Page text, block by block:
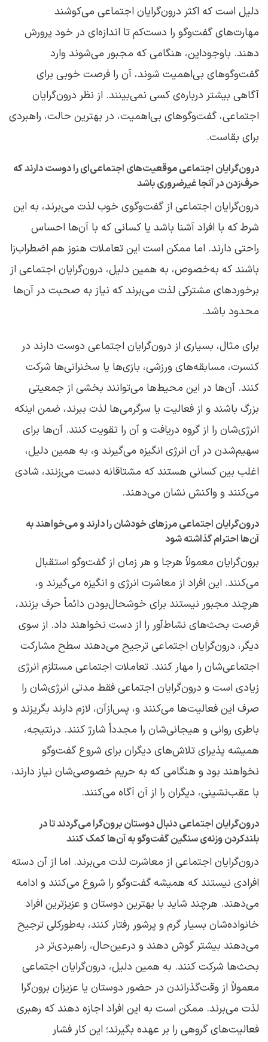
دلیل است که اکثر درون‌گرایان اجتماعی می‌کوشند
مهارت‌های گفت‌وگو را دست‌کم تا اندازه‌ای در خود پرورش
دهند. باوجوداین، هنگامی که مجبور می‌شوند وارد
گفت‌وگوهای بی‌اهمیت شوند، آن را فرصت خوبی برای
آگاهی بیشتر درباره‌ی کسی نمی‌بینند. از نظر درون‌گرایان
اجتماعی، گفت‌وگوهای بی‌اهمیت، در بهترین حالت، راهبردی
برای بقاست.
درون‌‌گرایان اجتماعی موقعیت‌های اجتماعی‌ای را دوست دارند که
حرف‌زدن در آنجا غیرضروری باشد
درون‌گرایان اجتماعی از گفت‌وگوی خوب لذت می‌برند، به این
شرط که با افراد آشنا باشد یا کسانی که با آن‌ها احساس
راحتی دارند. اما ممکن است این تعاملات هنوز هم اضطراب‌زا
باشند که به‌خصوص، به همین دلیل، درون‌گرایان اجتماعی از
برخوردهای مشترکی لذت می‌برند که نیاز به صحبت در آن‌ها
محدود باشد.
برای مثال، بسیاری از درون‌گرایان اجتماعی دوست دارند در
کنسرت، مسابقه‌های ورزشی، بازی‌ها یا سخنرانی‌ها شرکت
کنند. آن‌ها در این محیط‌ها می‌توانند بخشی از جمعیتی
بزرگ باشند و از فعالیت یا سرگرمی‌ها لذت ببرند، ضمن اینکه
انرژی‌شان را از گروه دریافت و آن را تقویت کنند. آن‌ها برای
سهیم‌شدن در آن انرژی انگیزه می‌گیرند و، به همین دلیل،
اغلب بین کسانی هستند که مشتاقانه دست می‌زنند، شادی
می‌کنند و واکنش نشان می‌دهند.
درون‌گرایان اجتماعی مرزهای خودشان را دارند و می‌خواهند به
آن‌ها احترام گذاشته شود
برون‌گرایان معمولاً هرجا و هر زمان از گفت‌وگو استقبال
می‌کنند. این افراد از معاشرت انرژی و انگیزه می‌گیرند و،
هرچند مجبور نیستند برای خوشحال‌بودن دائماً حرف بزنند،
فرصت بحث‌های نشاط‌‌آور را از دست نخواهند داد. از سوی
دیگر، درون‌گرایان اجتماعی ترجیح می‌دهند سطح مشارکت
اجتماعی‌شان را مهار کنند. تعاملات اجتماعی مستلزم انرژی
زیادی است و درون‌گرایان اجتماعی فقط مدتی انرژی‌شان را
صرف این فعالیت‌ها می‌کنند و، پس‌ازآن، لازم دارند بگریزند و
باطری روانی و هیجانی‌شان را مجدداً شارژ کنند. درنتیجه،
همیشه پذیرای تلاش‌های دیگران برای شروع گفت‌وگو
نخواهند بود و هنگامی که به حریم خصوصی‌شان نیاز دارند،
با عقب‌نشینی، دیگران را از آن آگاه می‌کنند.
درون‌گرایان اجتماعی دنبال دوستان برون‌گرا می‌گردند تا در
بلندکردن وزنه‌ی سنگین گفت‌وگو به آن‌ها کمک کنند
درون‌گرایان اجتماعی از معاشرت لذت می‌برند. اما از آن دسته
افرادی نیستند که همیشه گفت‌وگو را شروع می‌کنند و ادامه
می‌دهند. هرچند شاید با بهترین دوستان و عزیزترین افراد
خانواده‌شان بسیار گرم و پرشور رفتار کنند، به‌طورکلی ترجیح
می‌دهند بیشتر گوش دهند و درعین‌حال، راهبردی‌تر در
بحث‌ها شرکت کنند. به همین دلیل، درون‌گرایان اجتماعی
معمولاً از وقت‌گذراندن در حضور دوستان یا عزیزان برون‌گرا
لذت می‌برند. ممکن است به این افراد اجازه دهند که رهبری
فعالیت‌های گروهی را بر عهده بگیرند؛ این کار فشار